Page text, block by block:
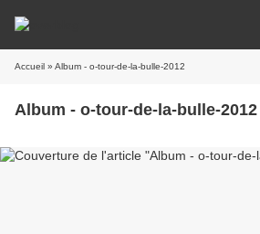
Accueil » Album - o-tour-de-la-bulle-2012
Album - o-tour-de-la-bulle-2012